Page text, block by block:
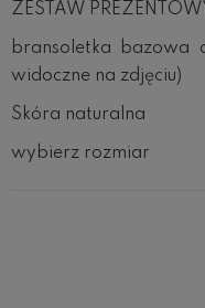
ZESTAW
bransoletka bazowa
widoczne na zdjęciu)
Skóra naturalna
wybierz rozmiar